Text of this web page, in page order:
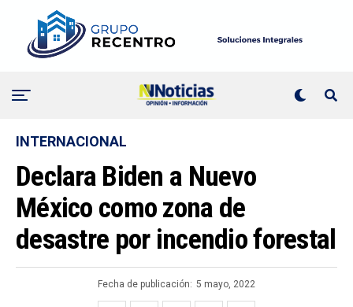
INTERNACIONAL
Declara Biden a Nuevo
México como zona de
desastre por incendio forestal
Fecha de publicación: 5 mayo, 2022